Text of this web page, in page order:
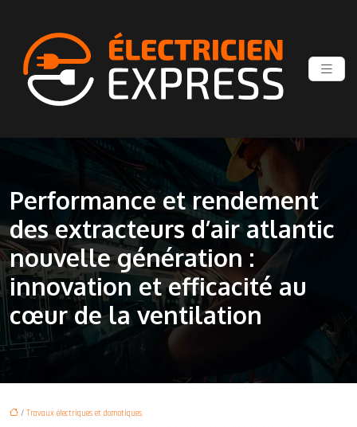
Performance et rendement
des extracteurs d’air atlantic
nouvelle génération :
innovation et efficacité au
cœur de la ventilation
/ Travaux électriques et domotiques